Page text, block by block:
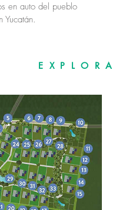
en auto del pueblo
Yucatán.